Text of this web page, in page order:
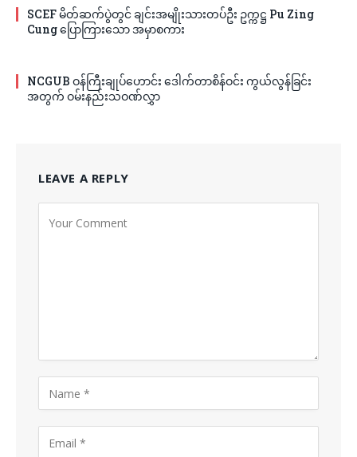
SCEF မိတ်ဆက်ပွဲတွင် ချင်းအမျိုးသားတပ်ဦး ဥက္ကဋ္ဌ Pu Zing
Cung ပြောကြားသော အမှာစကား
NCGUB ဝန်ကြီးချုပ်ဟောင်း ဒေါက်တာစိန်ဝင်း ကွယ်လွန်ခြင်း
အတွက် ဝမ်းနည်းသဝဏ်လွှာ
LEAVE A REPLY